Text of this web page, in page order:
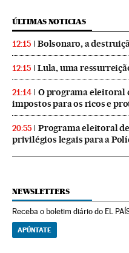
ÚLTIMAS NOTICIAS
12:15 Bolsonaro, a
12:15 Lula, uma
21:14
O programa eleitoral
impostos para os ricos e
20:55
Programa eleitoral
privilégios legais para a
NEWSLETTERS
Receba o boletim diário do EL
APÚNTATE